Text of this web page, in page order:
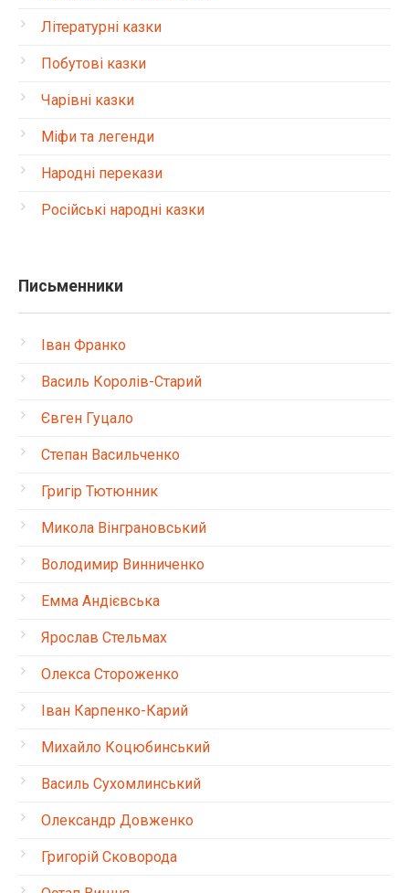
Літературні казки
Побутові казки
Чарівні казки
Міфи та легенди
Народні перекази
Російські народні казки
Письменники
Іван Франко
Василь Королів-Старий
Євген Гуцало
Степан Васильченко
Григір Тютюнник
Микола Вінграновський
Володимир Винниченко
Емма Андієвська
Ярослав Стельмах
Олекса Стороженко
Іван Карпенко-Карий
Михайло Коцюбинський
Василь Сухомлинський
Олександр Довженко
Григорій Сковорода